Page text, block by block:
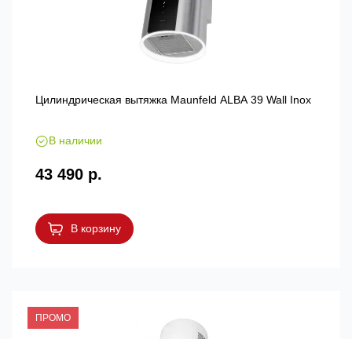
Цилиндрическая вытяжка Maunfeld ALBA 39 Wall Inox
В наличии
43 490 р.
В корзину
ПРОМО